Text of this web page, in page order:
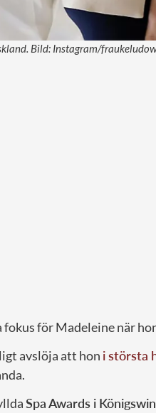
Bild: Instagram/
fokus för Madeleine när
avslöja att hon i största
Spa Awards i